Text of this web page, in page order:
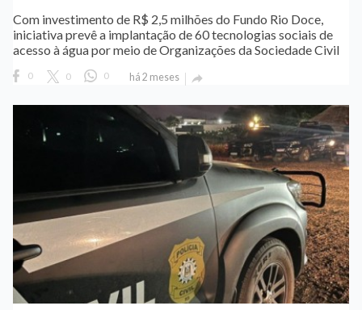
Com investimento de R$ 2,5 milhões do Fundo Rio Doce,
iniciativa prevê a implantação de 60 tecnologias sociais de
acesso à água por meio de Organizações da Sociedade Civil
0 0 0 há 2 meses 